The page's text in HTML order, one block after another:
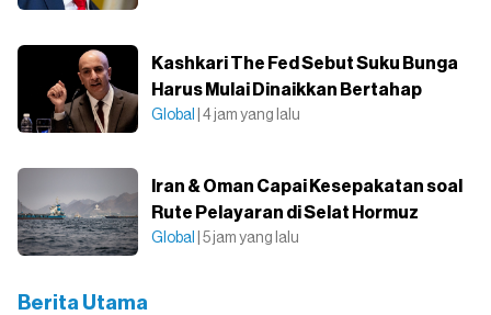
Kashkari The Fed Sebut Suku Bunga
Harus Mulai Dinaikkan Bertahap
Global | 4 jam yang lalu
Iran & Oman Capai Kesepakatan soal
Rute Pelayaran di Selat Hormuz
Global | 5 jam yang lalu
Berita Utama